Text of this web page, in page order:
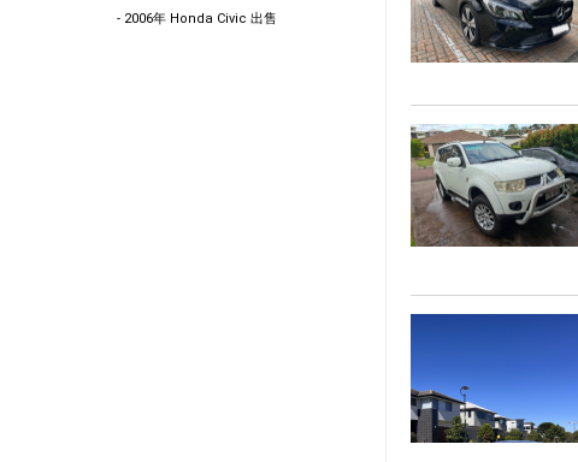
- 2006年 Honda Civic 出售